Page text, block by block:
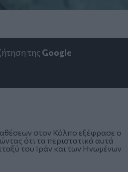
της Google
στον Κόλπο εξέφρασε ο
ότι τα περιστατικά αυτά
του Ιράν και των Ηνωμένων